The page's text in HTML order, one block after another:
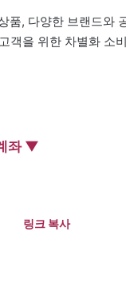
품, 다양한 브랜드와
객을 위한 차별화 소
좌 ▼
링크 복사